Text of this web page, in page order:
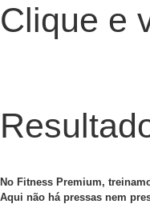
Clique e
No Fitness Premium,
Aqui não há pressas nem